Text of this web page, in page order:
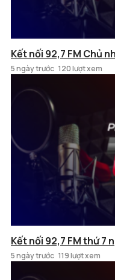
Kết nối 92,7 FM Chủ
5 ngày trước 120 lượt xem
Kết nối 92,7 FM thứ 7
5 ngày trước 119 lượt xem